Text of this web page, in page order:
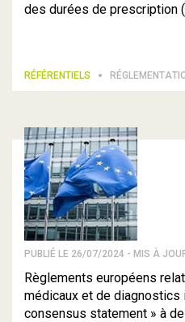
des durées de prescription
RÉFÉRENTIELS
PUBLIÉ LE 26/07/2024 - MIS À
Règlements européens
médicaux et de diagnostics
consensus statement » à